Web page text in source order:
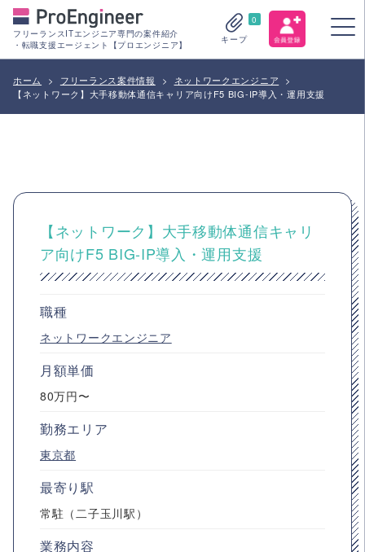
フリーランスITエンジニア専門の案件紹介
・転職支援エージェント【プロエンジニア】
0
キープ
ホーム > フリーランス案件情報 > ネットワークエンジニア
>
【ネットワーク】大手移動体通信キャリア向けF5 BIG-IP導入・運用支援
【ネットワーク】大手移動体通信キャリ
ア向けF5 BIG-IP導入・運用支援
職種
ネットワークエンジニア
月額単価
80万円〜
勤務エリア
東京都
最寄り駅
常駐（二子玉川駅）
業務内容